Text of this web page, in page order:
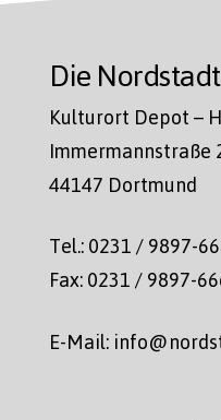
Die
Kulturort Depot –
Immermannstraße
44147 Dortmund
Tel.: 0231 / 9897-
Fax: 0231 / 9897-
E-Mail: